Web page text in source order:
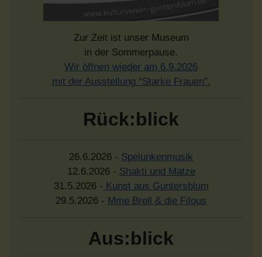
Zur Zeit ist unser Museum
in der Sommerpause.
Wir öffnen wieder am 6.9.2026
mit der Ausstellung "Starke Frauen".
Rück:blick
26.6.2026 - Spelunkenmusik
12.6.2026 - Shakti und Matze
31.5.2026 - Kunst aus Guntersblum
29.5.2026 - Mme Brell & die Filous
Aus:blick